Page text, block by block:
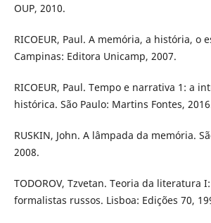
OUP, 2010.
RICOEUR, Paul. A memória, a história, o
Campinas: Editora Unicamp, 2007.
RICOEUR, Paul. Tempo e narrativa 1: a
histórica. São Paulo: Martins Fontes,
RUSKIN, John. A lâmpada da memória.
2008.
TODOROV, Tzvetan. Teoria da literatura
formalistas russos. Lisboa: Edições 70,